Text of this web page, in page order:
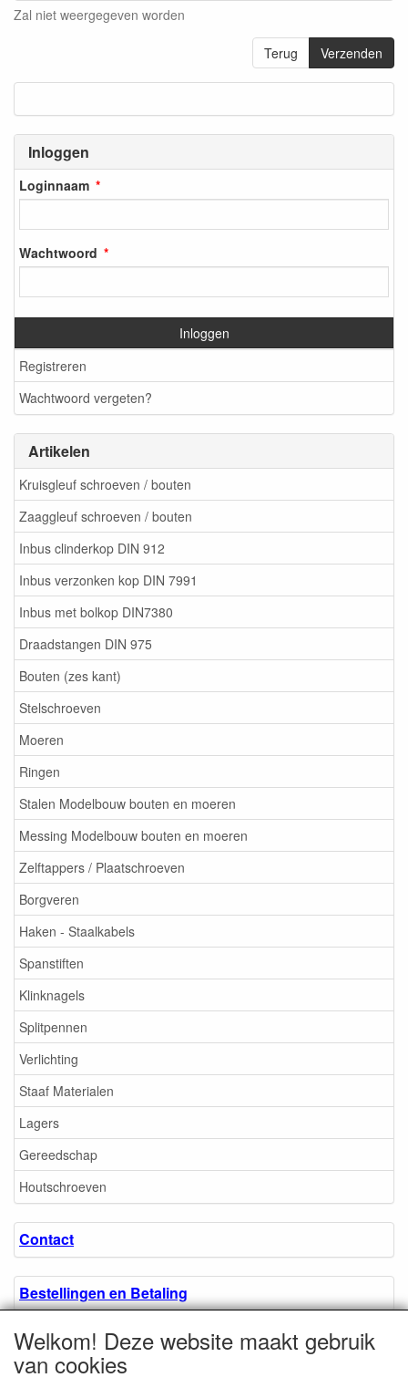
Inloggen
Loginnaam
Wachtwoord
Inloggen
Registreren
Wachtwoord vergeten?
Artikelen
Kruisgleuf schroeven / bouten
Zaaggleuf schroeven / bouten
Inbus clinderkop DIN 912
Inbus verzonken kop DIN 7991
Inbus met bolkop DIN7380
Draadstangen DIN 975
Bouten (zes kant)
Stelschroeven
Moeren
Ringen
Stalen Modelbouw bouten en moeren
Messing Modelbouw bouten en moeren
Zelftappers / Plaatschroeven
Borgveren
Haken - Staalkabels
Spanstiften
Klinknagels
Splitpennen
Verlichting
Staaf Materialen
Lagers
Gereedschap
Houtschroeven
Contact
Bestellingen en Betaling
Algemene voorwaarden
Zal niet weergegeven worden
Terug Verzenden
Welkom! Deze website maakt gebruik
van cookies